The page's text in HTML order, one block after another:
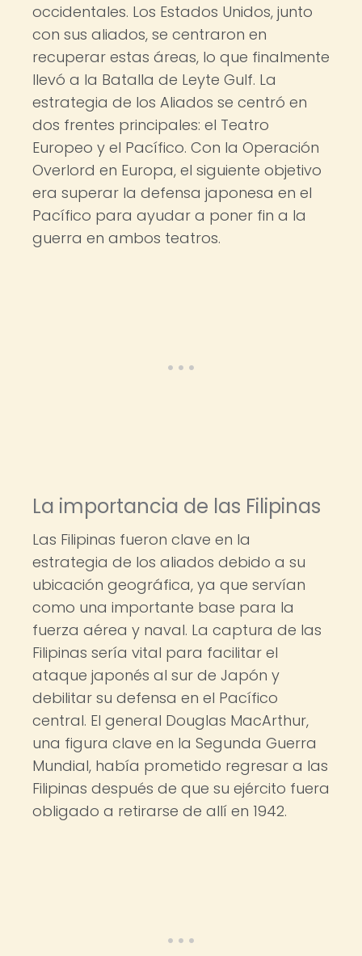
occidentales. Los Estados Unidos, junto
con sus aliados, se centraron en
recuperar estas áreas, lo que finalmente
llevó a la Batalla de Leyte Gulf. La
estrategia de los Aliados se centró en
dos frentes principales: el Teatro
Europeo y el Pacífico. Con la Operación
Overlord en Europa, el siguiente objetivo
era superar la defensa japonesa en el
Pacífico para ayudar a poner fin a la
guerra en ambos teatros.
La importancia de las Filipinas
Las Filipinas fueron clave en la
estrategia de los aliados debido a su
ubicación geográfica, ya que servían
como una importante base para la
fuerza aérea y naval. La captura de las
Filipinas sería vital para facilitar el
ataque japonés al sur de Japón y
debilitar su defensa en el Pacífico
central. El general Douglas MacArthur,
una figura clave en la Segunda Guerra
Mundial, había prometido regresar a las
Filipinas después de que su ejército fuera
obligado a retirarse de allí en 1942.